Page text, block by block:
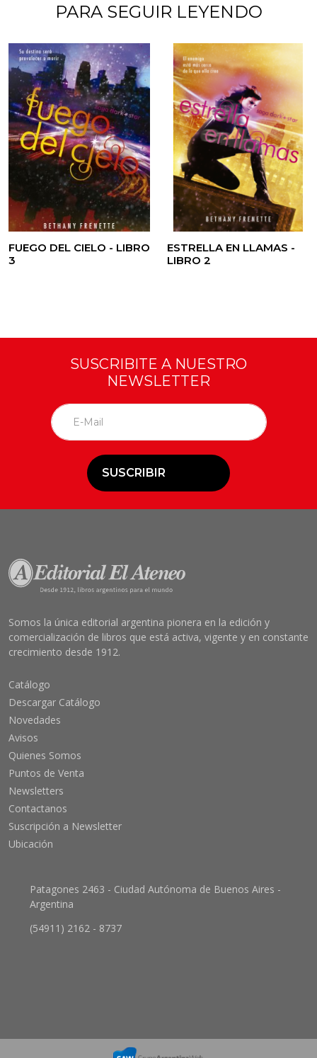
PARA SEGUIR LEYENDO
FUEGO DEL CIELO - LIBRO
3
ESTRELLA EN LLAMAS -
LIBRO 2
SUSCRIBITE A NUESTRO
NEWSLETTER
SUSCRIBIR
Somos la única editorial argentina pionera en la edición y
comercialización de libros que está activa, vigente y en constante
crecimiento desde 1912.
Catálogo
Descargar Catálogo
Novedades
Avisos
Quienes Somos
Puntos de Venta
Newsletters
Contactanos
Suscripción a Newsletter
Ubicación
Patagones 2463 - Ciudad Autónoma de Buenos Aires -
Argentina
(54911) 2162 - 8737